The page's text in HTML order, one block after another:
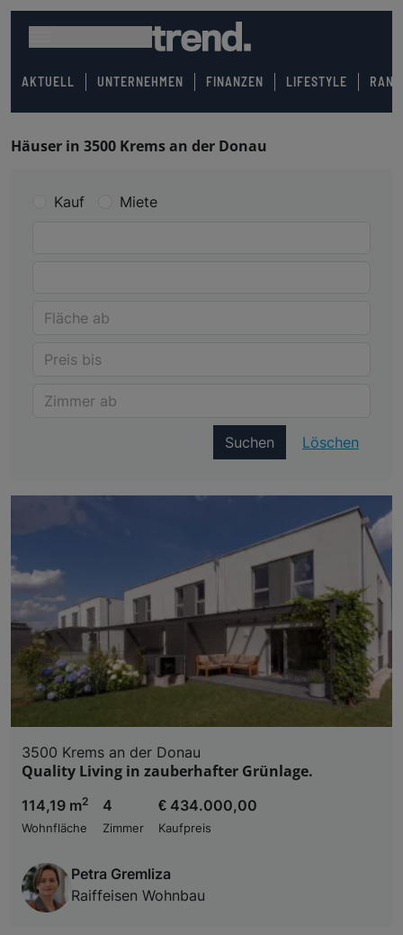
AKTUELL UNTERNEHMEN FINANZEN LIFESTYLE
Häuser in 3500 Krems an der Donau
Kauf Miete
Suchen Löschen
3500 Krems an der Donau
Quality Living in zauberhafter Grünlage.
114,19 m2
Wohnfläche
4
Zimmer
€ 434.000,00
Kaufpreis
Petra Gremliza
Raiffeisen Wohnbau